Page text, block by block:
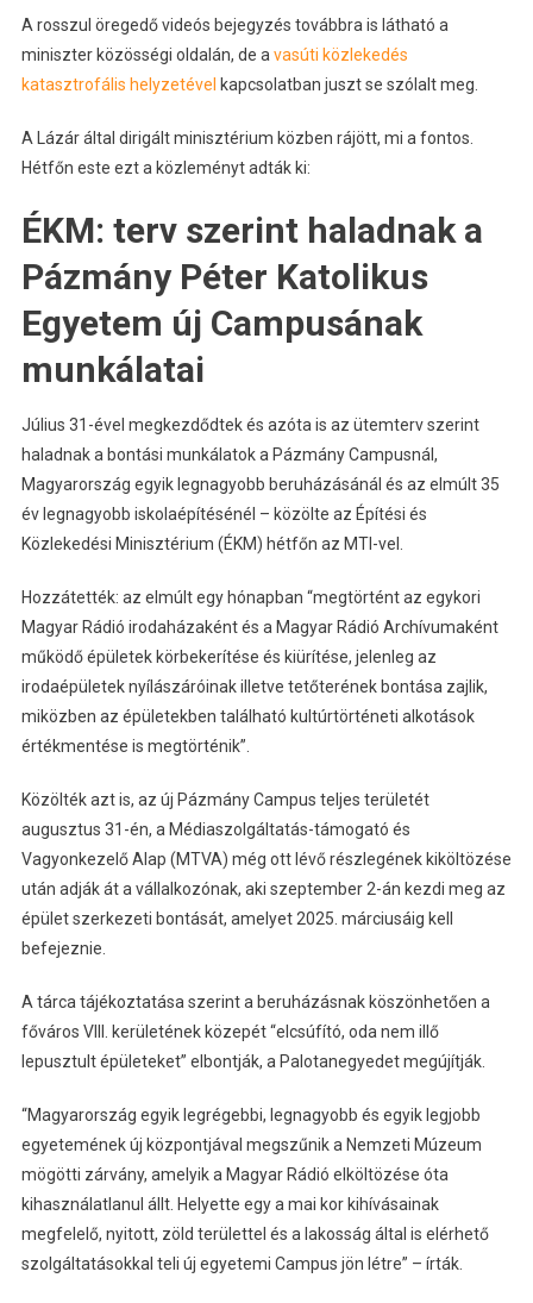
A rosszul öregedő videós bejegyzés továbbra is látható a
miniszter közösségi oldalán, de a vasúti közlekedés
katasztrofális helyzetével kapcsolatban juszt se szólalt meg.
A Lázár által dirigált minisztérium közben rájött, mi a fontos.
Hétfőn este ezt a közleményt adták ki:
ÉKM: terv szerint haladnak a
Pázmány Péter Katolikus
Egyetem új Campusának
munkálatai
Július 31-ével megkezdődtek és azóta is az ütemterv szerint
haladnak a bontási munkálatok a Pázmány Campusnál,
Magyarország egyik legnagyobb beruházásánál és az elmúlt 35
év legnagyobb iskolaépítésénél – közölte az Építési és
Közlekedési Minisztérium (ÉKM) hétfőn az MTI-vel.
Hozzátették: az elmúlt egy hónapban “megtörtént az egykori
Magyar Rádió irodaházaként és a Magyar Rádió Archívumaként
működő épületek körbekerítése és kiürítése, jelenleg az
irodaépületek nyílászáróinak illetve tetőterének bontása zajlik,
miközben az épületekben található kultúrtörténeti alkotások
értékmentése is megtörténik”.
Közölték azt is, az új Pázmány Campus teljes területét
augusztus 31-én, a Médiaszolgáltatás-támogató és
Vagyonkezelő Alap (MTVA) még ott lévő részlegének kiköltözése
után adják át a vállalkozónak, aki szeptember 2-án kezdi meg az
épület szerkezeti bontását, amelyet 2025. márciusáig kell
befejeznie.
A tárca tájékoztatása szerint a beruházásnak köszönhetően a
főváros VIII. kerületének közepét “elcsúfító, oda nem illő
lepusztult épületeket” elbontják, a Palotanegyedet megújítják.
“Magyarország egyik legrégebbi, legnagyobb és egyik legjobb
egyetemének új központjával megszűnik a Nemzeti Múzeum
mögötti zárvány, amelyik a Magyar Rádió elköltözése óta
kihasználatlanul állt. Helyette egy a mai kor kihívásainak
megfelelő, nyitott, zöld területtel és a lakosság által is elérhető
szolgáltatásokkal teli új egyetemi Campus jön létre” – írták.